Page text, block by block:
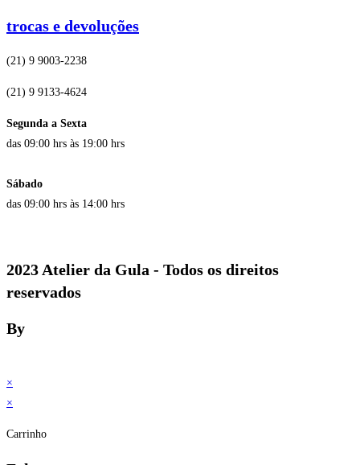
trocas e devoluções
(21) 9 9003-2238
(21) 9 9133-4624
Segunda a Sexta
das 09:00 hrs às 19:00 hrs
Sábado
das 09:00 hrs às 14:00 hrs
2023 Atelier da Gula - Todos os direitos
reservados
By
×
×
Carrinho